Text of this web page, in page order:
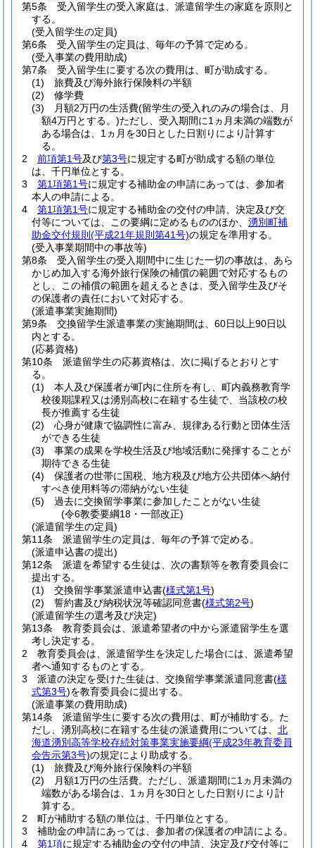
第5条
受入留学生の受入家庭は、派遣留学生の家庭を原則と
する。
(受入留学生の定員)
第6条
受入留学生の定員は、毎年の予算で定める。
(受入事業の費用助成)
第7条
受入留学生に要する次の費用は、町が助成する。
(1)
旅費及び海外旅行保険料の半額
(2)
修学費
(3)
月額2万円の生活費(留学生の受入れのみの場合は、月
額4万円とする。)ただし、受入期間に1ヵ月未満の端数が
ある場合は、1ヵ月を30日とした日割りにより計算す
る。
2
前項第1号及び第3号に規定する町が助成する額の単位
は、千円単位とする。
3
第1項第1号に規定する補助金の申請にあっては、参加者
本人の申請による。
4
第1項第1号に規定する補助金の交付の申請、決定及び交
付等については、この要綱に定めるもののほか、 湧別町補
助金交付規則 (平成21年規則第41号)の規定を準用する。
(受入事業期間中の事故等)
第8条
受入留学生の受入期間中に生じた一切の事故は、あら
かじめ加入する海外旅行保険の補償の範囲で対応するもの
とし、この補償の範囲を超えるときは、受入留学生及びそ
の保護者の責任において対応する。
(派遣事業実施期間)
第9条
交換留学生派遣事業の実施期間は、60日以上90日以
内とする。
(応募資格)
第10条
派遣留学生の応募資格は、次に掲げるとおりとす
る。
(1)
本人及び保護者が町内に住所を有し、町内義務教育学
校後期課程又は湧別高校に在籍する生徒で、当該校の校
長が推薦する生徒
(2)
心身が健康で協調性に富み、規律ある行動と団体生活
ができる生徒
(3)
事業の成果を学校生活及び地域活動に発揮することが
期待できる生徒
(4)
保護者の世帯に国税、地方税及び地方公共団体へ納付
すべき使用料等の滞納がない生徒
(5)
過去に交換留学事業に参加したことがない生徒
(令6教委要綱18・一部改正)
(派遣留学生の定員)
第11条
派遣留学生の定員は、毎年の予算で定める。
(派遣申込書の提出)
第12条
派遣を希望する生徒は、次の書類等を教育委員会に
提出する。
(1)
交換留学事業派遣申込書(様式第1号)
(2)
誓約書及び納税状況等確認同意書(様式第2号)
(派遣留学生の選考及び決定)
第13条
教育委員会は、派遣希望者の中から派遣留学生を選
考し決定する。
2
教育委員会は、派遣留学生を決定した場合には、派遣希望
者へ通知するものとする。
3
派遣の決定を受けた生徒は、交換留学事業派遣同意書(様
式第3号)を教育委員会に提出する。
(派遣事業の費用助成)
第14条
派遣留学生に要する次の費用は、町が補助する。 た
だし、湧別高校に在籍する生徒の派遣費用については、 北
海道湧別高等学校存続対策事業実施要綱(平成23年教育委員
会告示第3号)の規定により助成する。
(1)
旅費及び海外旅行保険料の半額
(2)
月額1万円の生活費。 ただし、派遣期間に1ヵ月未満の
端数がある場合は、1ヵ月を30日とした日割りにより計
算する。
2
町が補助する額の単位は、千円単位とする。
3
補助金の申請にあっては、参加者の保護者の申請による。
4
第1項に規定する補助金の交付の申請、決定及び交付等に